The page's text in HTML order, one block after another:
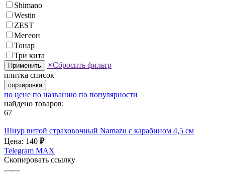
Shimano
Westin
ZEST
Мегеон
Тонар
Три кита
Применить ×Сбросить фильтр
плитка список
сортировка
по цене по названию по популярности
найдено товаров:
67
Шнур витой страховочный Namazu с карабином 4,5 см
Цена: 140 ₽
Telegram MAX
Скопировать ссылку